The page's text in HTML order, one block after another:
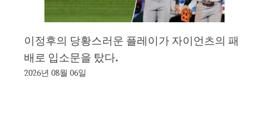
이정후의 당황스러운 플레이가 자이언츠의 패
배로 입소문을 탔다.
2026년 08월 06일